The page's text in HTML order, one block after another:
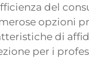
del
opzioni
di
per i